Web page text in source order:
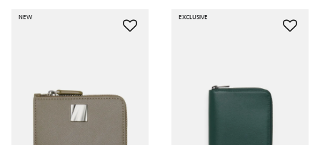
NEW EXCLUSIVE